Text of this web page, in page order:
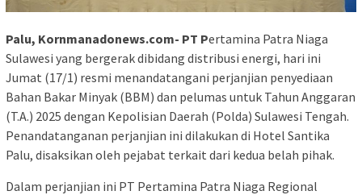
Palu, Kornmanadonews.com- PT Pertamina Patra Niaga
Sulawesi yang bergerak dibidang distribusi energi, hari ini
Jumat (17/1) resmi menandatangani perjanjian penyediaan
Bahan Bakar Minyak (BBM) dan pelumas untuk Tahun Anggaran
(T.A.) 2025 dengan Kepolisian Daerah (Polda) Sulawesi Tengah.
Penandatanganan perjanjian ini dilakukan di Hotel Santika
Palu, disaksikan oleh pejabat terkait dari kedua belah pihak.
Dalam perjanjian ini PT Pertamina Patra Niaga Regional